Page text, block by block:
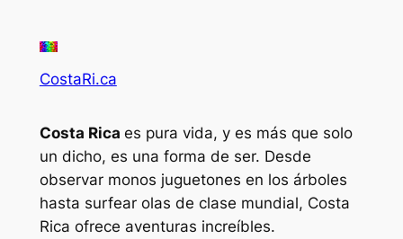
CostaRi.ca
Costa Rica es pura vida, y es más que solo
un dicho, es una forma de ser. Desde
observar monos juguetones en los árboles
hasta surfear olas de clase mundial, Costa
Rica ofrece aventuras increíbles.